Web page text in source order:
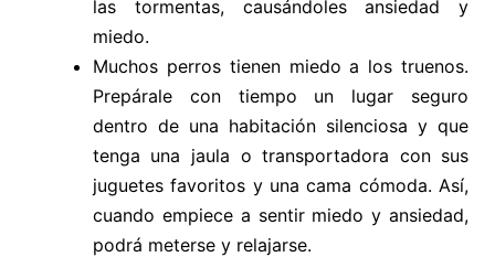
las tormentas, causándoles ansiedad y
miedo.
Muchos perros tienen miedo a los truenos.
Prepárale con tiempo un lugar seguro
dentro de una habitación silenciosa y que
tenga una jaula o transportadora con sus
juguetes favoritos y una cama cómoda. Así,
cuando empiece a sentir miedo y ansiedad,
podrá meterse y relajarse.